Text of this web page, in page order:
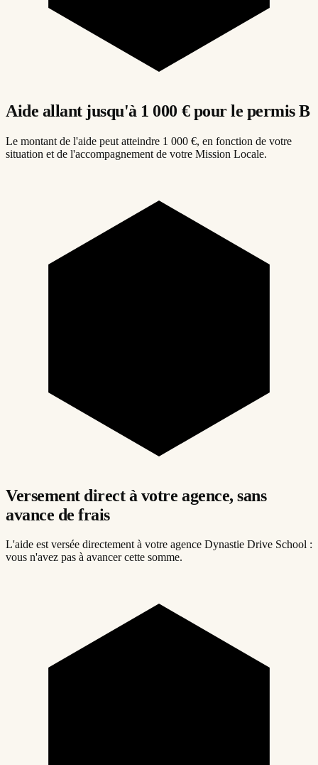
Aide allant jusqu'à 1 000 € pour le permis B
Le montant de l'aide peut atteindre 1 000 €, en fonction de votre
situation et de l'accompagnement de votre Mission Locale.
Versement direct à votre agence, sans
avance de frais
L'aide est versée directement à votre agence Dynastie Drive School :
vous n'avez pas à avancer cette somme.